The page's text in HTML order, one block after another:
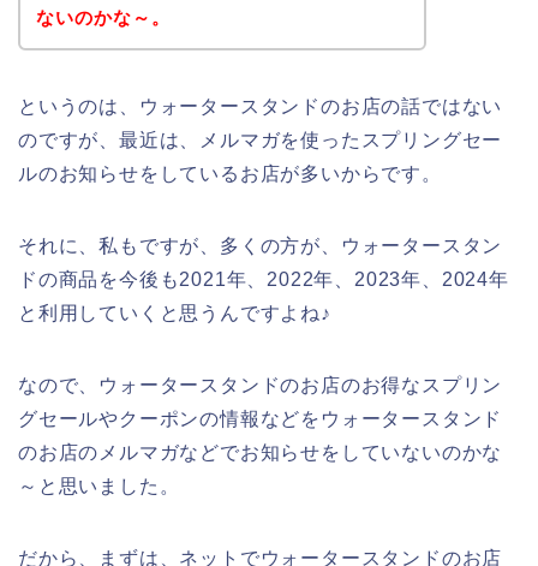
ないのかな～。
というのは、ウォータースタンドのお店の話ではない
のですが、最近は、メルマガを使ったスプリングセー
ルのお知らせをしているお店が多いからです。
それに、私もですが、多くの方が、ウォータースタン
ドの商品を今後も2021年、2022年、2023年、2024年
と利用していくと思うんですよね♪
なので、ウォータースタンドのお店のお得なスプリン
グセールやクーポンの情報などをウォータースタンド
のお店のメルマガなどでお知らせをしていないのかな
～と思いました。
だから、まずは、ネットでウォータースタンドのお店